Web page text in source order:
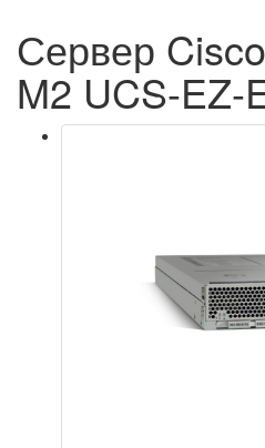
Сервер
M2 UCS-EZ-